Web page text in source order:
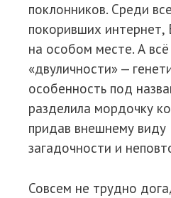
поклонников. Среди
покоривших интернет,
на особом месте. А
«двуличности» —
особенность под
разделила мордочку
придав внешнему виду
загадочности и
Совсем не трудно